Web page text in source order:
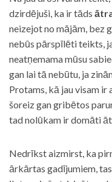
dzirdējuši, ka ir tāds
neizejot no mājām, bez
nebūs pārspīlēti teikts,
neatņemama mūsu
gan lai tā nebūtu, ja
Protams, kā jau visam ir
šoreiz gan gribētos
tad nolūkam ir domāti
Nedrīkst aizmirst, ka
ārkārtas gadījumiem,